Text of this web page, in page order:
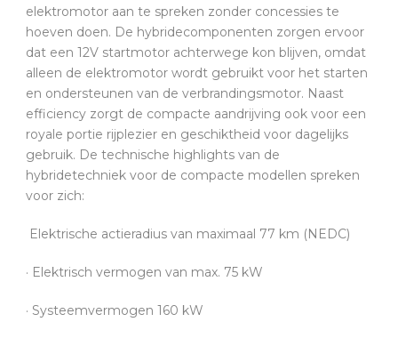
elektromotor aan te spreken zonder concessies te
hoeven doen. De hybridecomponenten zorgen ervoor
dat een 12V startmotor achterwege kon blijven, omdat
alleen de elektromotor wordt gebruikt voor het starten
en ondersteunen van de verbrandingsmotor. Naast
efficiency zorgt de compacte aandrijving ook voor een
royale portie rijplezier en geschiktheid voor dagelijks
gebruik. De technische highlights van de
hybridetechniek voor de compacte modellen spreken
voor zich:
Elektrische actieradius van maximaal 77 km (NEDC)
· Elektrisch vermogen van max. 75 kW
· Systeemvermogen 160 kW